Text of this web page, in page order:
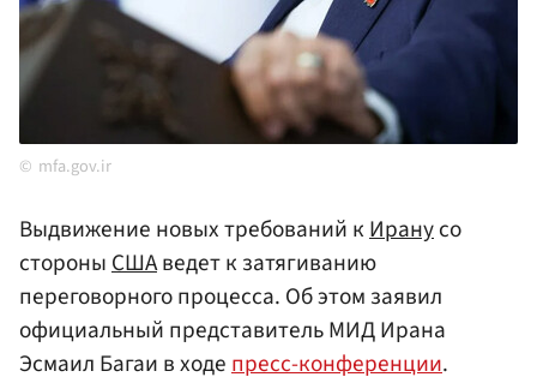
mfa.gov.ir
Выдвижение новых требований кИранусо
стороныСШАведет к затягиванию
переговорного процесса. Об этом заявил
официальный представитель МИД Ирана
Эсмаил Багаи в ходепресс-конференции.